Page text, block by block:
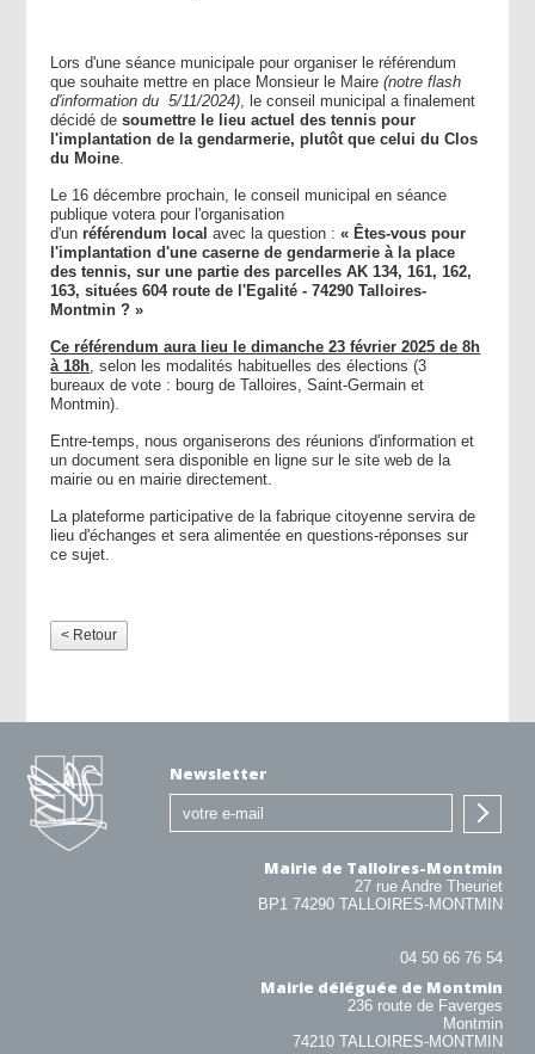
Lors d'une séance municipale pour organiser le référendum
que souhaite mettre en place Monsieur le Maire(notre flash
d'information du 5/11/2024), le conseil municipal a finalement
décidé desoumettre le lieu actuel des tennis pour
l'implantation de la gendarmerie, plutôt que celui du Clos
du Moine.
Le 16 décembre prochain, le conseil municipal en séance
publique votera pour l'organisation
d'unréférendum local avec la question :« Êtes-vous pour
l'implantation d'une caserne de gendarmerie à la place
des tennis, sur une partie des parcelles AK 134, 161, 162,
163, situées 604 route de l'Egalité - 74290 Talloires-
Montmin ? »
Ce référendum aura lieu le dimanche 23 février 2025 de 8h
à 18h, selon les modalités habituelles des élections (3
bureaux de vote : bourg de Talloires, Saint-Germain et
Montmin).
Entre-temps, nous organiserons des réunions d'information et
un document sera disponible en ligne sur le site web de la
mairie ou en mairie directement.
La plateforme participative de la fabrique citoyenne servira de
lieu d'échanges et sera alimentée en questions-réponses sur
ce sujet.
< Retour
Newsletter
Mairie de Talloires-Montmin
27 rue Andre Theuriet
BP1 74290 TALLOIRES-MONTMIN
04 50 66 76 54
Mairie déléguée de Montmin
236 route de Faverges
Montmin
74210 TALLOIRES-MONTMIN